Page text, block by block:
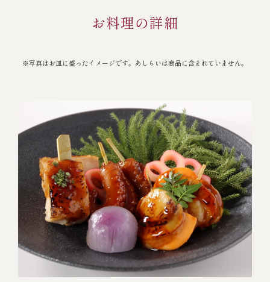
お料理の詳細
※写真はお皿に盛ったイメージです。あしらいは商品に含まれていません。